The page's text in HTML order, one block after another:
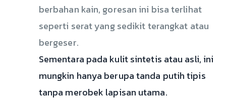
berbahan kain, goresan ini bisa terlihat
seperti serat yang sedikit terangkat atau
bergeser.
Sementara pada kulit sintetis atau asli, ini
mungkin hanya berupa tanda putih tipis
tanpa merobek lapisan utama.